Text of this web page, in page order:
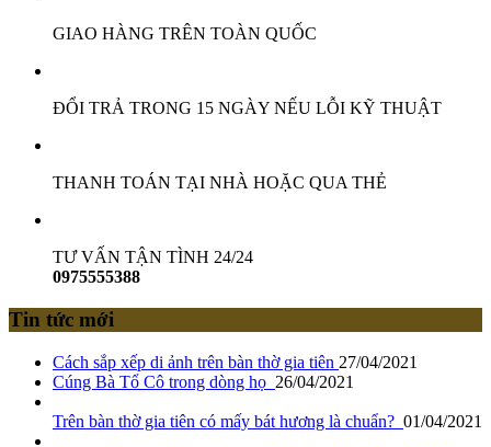
GIAO HÀNG TRÊN TOÀN QUỐC
ĐỔI TRẢ TRONG 15 NGÀY NẾU LỖI KỸ THUẬT
THANH TOÁN TẠI NHÀ HOẶC QUA THẺ
TƯ VẤN TẬN TÌNH 24/24
0975555388
Tin tức mới
Cách sắp xếp di ảnh trên bàn thờ gia tiên 27/04/2021
Cúng Bà Tổ Cô trong dòng họ 26/04/2021
Trên bàn thờ gia tiên có mấy bát hương là chuẩn? 01/04/2021